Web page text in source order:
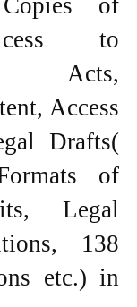
to
Acts,
Access
Drafts(
of
Legal
138
etc.) in